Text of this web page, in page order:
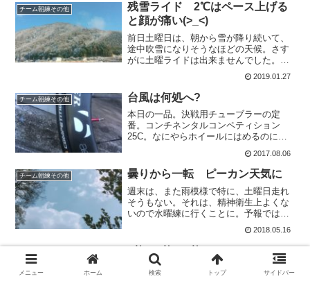
チーム朝練その他
残雪ライド 2℃はペース上げる
と顔が痛い(>_<)
前日土曜日は、朝から雪が降り続いて、
途中吹雪になりそうなほどの天候。さす
がに土曜ライドは出来ませんでした。ひ
きこもりでございます。今朝も雪が残っ
ていて路面は濡れていますが、降らない
ようなのでゴー!本日三人下りは、路面が
濡れているのでゆっくり...
2019.01.27
チーム朝練その他 台風は何処へ?
本日の一品。決戦用チューブラーの定
番。コンチネンタルコンペティション
25C。なにやらホイールにはめるのに一
苦労するタイヤというので良くみるイン
プレです。どんだけはめるのに固いんで
しょうか?練習で使うには勿体ないような
値段がしますね。転がり抵...
2017.08.06
チーム朝練その他 曇りから一転 ピーカン天気に
週末は、また雨模様で特に、土曜日走れ
そうもない。それは、精神衛生上よくな
いので水曜練に行くことに。予報では曇
り空ということで、北方面はどんよりド
ヨドヨの天気模様。雨に降られるかもし
れないので、ヘルメットキャップだけポ
ケットにいれて、いざ出発...
2018.05.16
5枚・4枚・3枚
本日朝の気温は5℃。走り始めた時には
7℃くらいでした。県北では雪も降ってい
メニュー ホーム 検索 トップ サイドバー